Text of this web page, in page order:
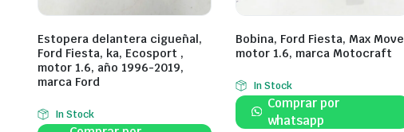
Estopera delantera cigueñal,
Ford Fiesta, ka, Ecosport ,
motor 1.6, año 1996-2019,
marca Ford
In Stock
Bobina, Ford Fiesta, Max Move
motor 1.6, marca Motocraft
In Stock
Comprar por
whatsapp